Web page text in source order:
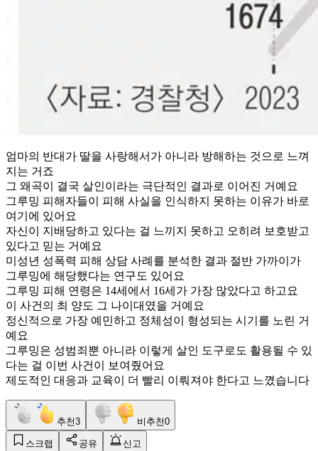
엄마의 반대가 딸을 사랑해서가 아니라 방해하는 것으로 느껴
지는 거죠
그 왜곡이 결국 살인이라는 극단적인 결과로 이어진 거예요
그루밍 피해자들이 피해 사실을 인식하지 못하는 이유가 바로
여기에 있어요
자신이 지배당하고 있다는 걸 느끼지 못하고 오히려 보호받고
있다고 믿는 거예요
미성년 성폭력 피해 상담 사례를 분석한 결과 절반 가까이가
그루밍에 해당했다는 연구도 있어요
그루밍 피해 연령은 14세에서 16세가 가장 많았다고 하고요
이 사건의 최 양도 그 나이대였을 거예요
정신적으로 가장 예민하고 정체성이 형성되는 시기를 노린 거
예요
그루밍은 성범죄뿐 아니라 이렇게 살인 도구로도 활용될 수 있
다는 걸 이번 사건이 보여줬어요
제도적인 대응과 교육이 더 빨리 이뤄져야 한다고 느꼈습니다
추천3 비추천0
스크랩 공유 신고